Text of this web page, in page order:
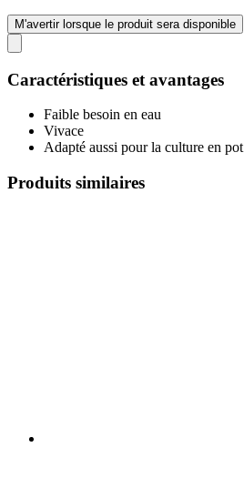
M'avertir lorsque le produit sera disponible
Caractéristiques et avantages
Faible besoin en eau
Vivace
Adapté aussi pour la culture en pot
Produits similaires